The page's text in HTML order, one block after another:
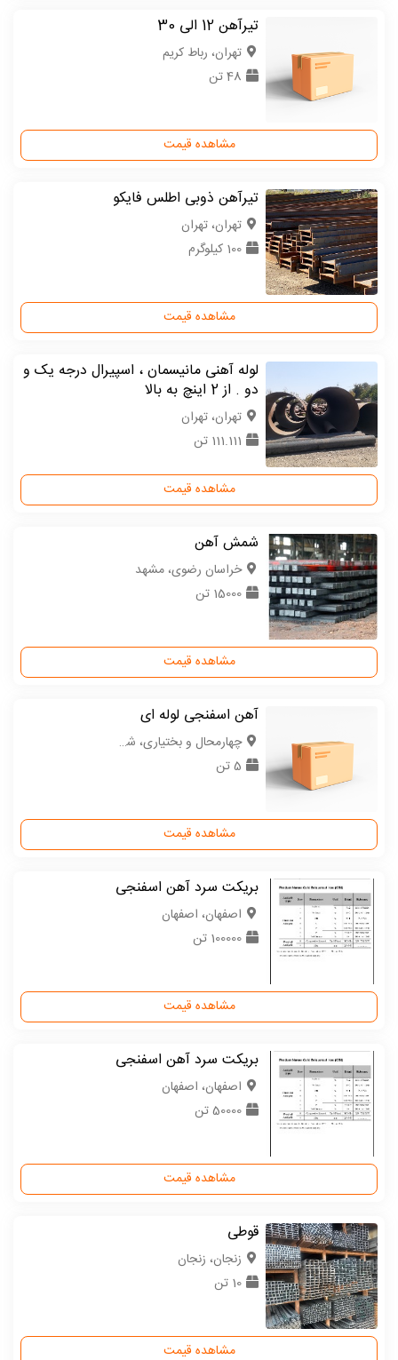
تیرآهن 12 الی 30
تهران، رباط کریم
48 تن
مشاهده قیمت
تیرآهن ذوبی اطلس فایکو
تهران، تهران
100 کیلوگرم
مشاهده قیمت
لوله آهنی مانیسمان ، اسپیرال درجه یک و
دو . از 2 اینچ به بالا
تهران، تهران
111.111 تن
مشاهده قیمت
شمش آهن
خراسان رضوی، مشهد
15000 تن
مشاهده قیمت
آهن اسفنجی لوله ای
چهارمحال و بختیاری، شهرکرد
5 تن
مشاهده قیمت
بریکت سرد آهن اسفنجی
اصفهان، اصفهان
100000 تن
مشاهده قیمت
بریکت سرد آهن اسفنجی
اصفهان، اصفهان
50000 تن
مشاهده قیمت
قوطی
زنجان، زنجان
10 تن
مشاهده قیمت